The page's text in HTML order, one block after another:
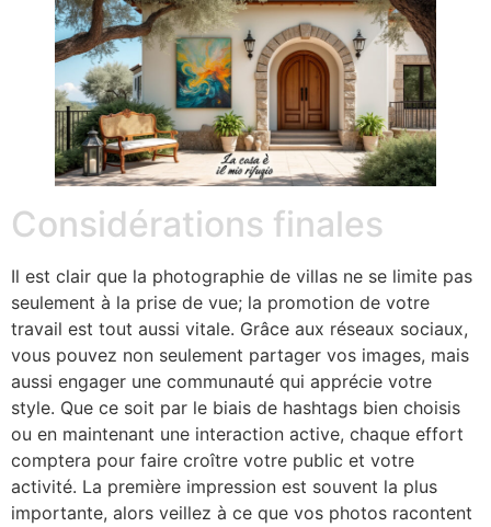
Considérations finales
Il est clair que la photographie de villas ne se limite pas
seulement à la prise de vue; la promotion de votre
travail est tout aussi vitale. Grâce aux réseaux sociaux,
vous pouvez non seulement partager vos images, mais
aussi engager une communauté qui apprécie votre
style. Que ce soit par le biais de hashtags bien choisis
ou en maintenant une interaction active, chaque effort
comptera pour faire croître votre public et votre
activité. La première impression est souvent la plus
importante, alors veillez à ce que vos photos racontent